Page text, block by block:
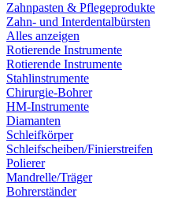
Zahnpasten & Pflegeprodukte
Zahn- und Interdentalbürsten
Alles anzeigen
Rotierende Instrumente
Rotierende Instrumente
Stahlinstrumente
Chirurgie-Bohrer
HM-Instrumente
Diamanten
Schleifkörper
Schleifscheiben/Finierstreifen
Polierer
Mandrelle/Träger
Bohrerständer